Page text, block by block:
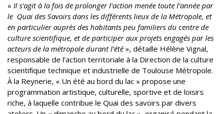
« Il s’agit à la fois de prolonger l’action menée toute l’année par
le Quai des Savoirs dans les différents lieux de la Métropole, et
en particulier auprès des habitants peu familiers du centre de
culture scientifique, et de participer aux projets engagés par les
acteurs de la métropole durant l’été », détaille Hélène Vignal,
responsable de l’action territoriale à la Direction de la culture
scientifique technique et industrielle de Toulouse Métropole.
À la Reynerie, « Un été au bord du lac » propose une
programmation artistique, culturelle, sportive et de loisirs
riche, à laquelle contribue le Quai des savoirs par divers